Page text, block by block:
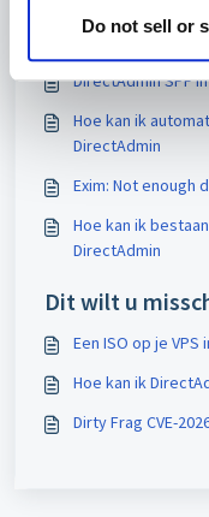
Do not sell or
Artikelen in
DirectAdmin SPF
Hoe kan ik
DirectAdmin
Exim: Not enough
Hoe kan ik
DirectAdmin
Dit wilt u
Een ISO op je VPS
Hoe kan ik
Dirty Frag CVE-